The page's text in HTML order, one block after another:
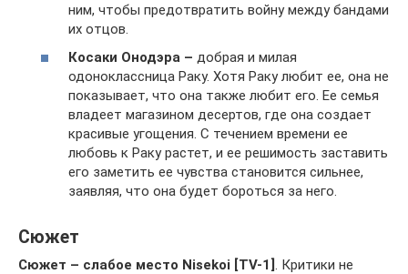
ним, чтобы предотвратить войну между бандами
их отцов.
Косаки Онодэра – добрая и милая
одоноклассница Раку. Хотя Раку любит ее, она не
показывает, что она также любит его. Ее семья
владеет магазином десертов, где она создает
красивые угощения. С течением времени ее
любовь к Раку растет, и ее решимость заставить
его заметить ее чувства становится сильнее,
заявляя, что она будет бороться за него.
Сюжет
Сюжет – слабое место Nisekoi [TV-1]. Критики не